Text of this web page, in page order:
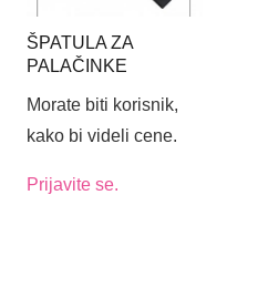
ŠPATULA ZA
PALAČINKE
Morate biti korisnik,
kako bi videli cene.
Prijavite se.